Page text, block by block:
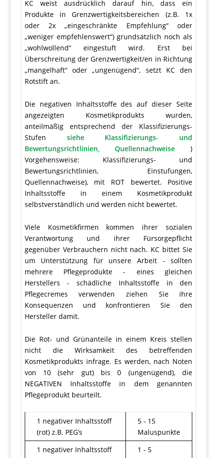
KC weist ausdrücklich darauf hin, dass ein
Produkte in Grenzwertigkeitsbereichen (z.B. 1x
oder 2x „eingeschränkte Empfehlung“ oder
„weniger empfehlenswert“) grundsätzlich noch als
„wohlwollend“ eingestuft wird. Erst bei
Überschreitung der Grenzwertigkeit/en in Richtung
„mangelhaft“ oder „ungenügend“, setzt KC den
Rotstift an.
Die negativen Inhaltsstoffe des auf dieser Seite
angezeigten Kosmetikprodukts wurden,
anteilmäßig entsprechend der Klassifizierungs-
Stufen siehe Klassifizierungs- und
Bewertungsrichtlinien, Quellennachweise)
Vorgehensweise: Klassifizierungs- und
Bewertungsrichtlinien, Einstufungen,
Quellennachweise), mit ROT bewertet. Positive
Inhaltsstoffe in einem Kosmetikprodukt
selbstverständlich und werden nicht bewertet.
Viele Kosmetikfirmen kommen ihrer sozialen
Verantwortung und ihrer Fürsorgepflicht
gegenüber Verbrauchern nicht nach. KC bittet Sie
um Unterstützung für unsere Arbeit - sollten
mehrere Pflegeprodukte - eines gleichen
Herstellers - schädliche Inhaltsstoffe in den
Pflegecremes verwenden ziehen Sie ihre
Konsequenzen und konfrontieren Sie den
Hersteller damit.
Die Rot- und Grünanteile in einem Kreis stellen
nicht die Wirksamkeit des betreffenden
Kosmetikprodukts infrage. Es werden, nach Noten
von 10 (sehr gut) bis 0 (ungenügend), die
NEGATIVEN Inhaltsstoffe in dem genannten
Pflegeprodukt beurteilt.
1 negativer Inhaltsstoff
(rot) z.B. PEG’s
5 - 15
Maluspunkte
1 negativer Inhaltsstoff
1 - 5